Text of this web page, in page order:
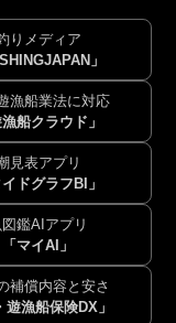
りメディア
」
漁船業法に対応
漁船クラウド」
見表アプリ
イドグラフBI」
鑑AIアプリ
「マイAI」
補償内容と安さ
遊漁船保険DX」